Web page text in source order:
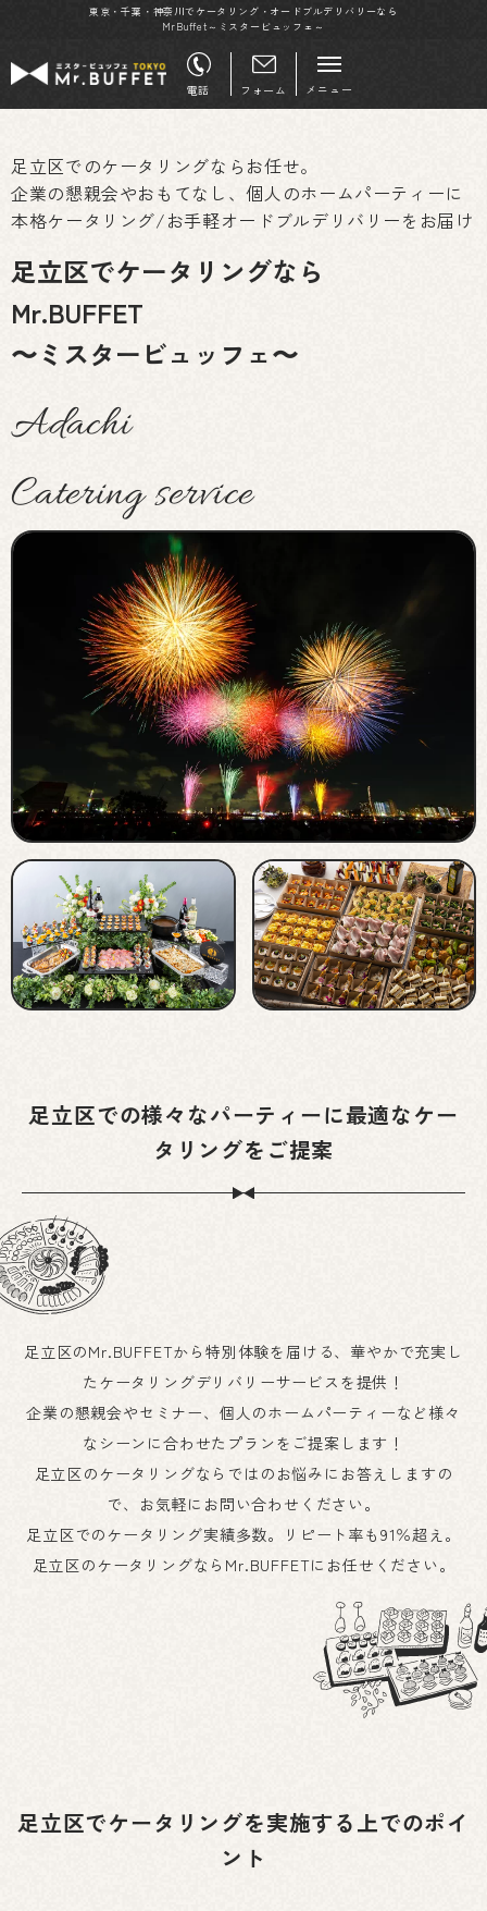
東京・千葉・神奈川でケータリング・オードブルデリバリーなら
MrBuffet～ミスタービュッフェ～
電話 フォーム メニュー
足立区でのケータリングならお任せ。
企業の懇親会やおもてなし、個人のホームパーティーに
本格ケータリング/お手軽オードブルデリバリーをお届け
足立区でケータリングなら
Mr.BUFFET
〜ミスタービュッフェ〜
Adachi
Catering service
足立区での様々なパーティーに最適なケー
タリングをご提案
足立区のMr.BUFFETから特別体験を届ける、華やかで充実し
たケータリングデリバリーサービスを提供！
企業の懇親会やセミナー、個人のホームパーティーなど様々
なシーンに合わせたプランをご提案します！
足立区のケータリングならではのお悩みにお答えしますの
で、お気軽にお問い合わせください。
足立区でのケータリング実績多数。リピート率も91％超え。
足立区のケータリングならMr.BUFFETにお任せください。
足立区でケータリングを実施する上でのポイ
ント